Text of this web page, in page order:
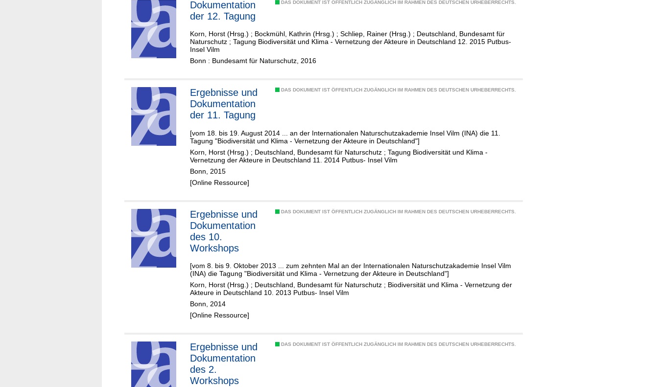
DAS DOKUMENT IST ÖFFENTLICH ZUGÄNGLICH IM RAHMEN DES DEUTSCHEN URHEBERRECHTS.
Dokumentation
der 12. Tagung
Korn, Horst (Hrsg.) ; Bockmühl, Kathrin (Hrsg.) ; Schliep, Rainer (Hrsg.) ; Deutschland, Bundesamt für
Naturschutz ; Tagung Biodiversität und Klima - Vernetzung der Akteure in Deutschland 12. 2015 Putbus-
Insel Vilm
Bonn : Bundesamt für Naturschutz, 2016
DAS DOKUMENT IST ÖFFENTLICH ZUGÄNGLICH IM RAHMEN DES DEUTSCHEN URHEBERRECHTS.
Ergebnisse und
Dokumentation
der 11. Tagung
[vom 18. bis 19. August 2014 ... an der Internationalen Naturschutzakademie Insel Vilm (INA) die 11.
Tagung "Biodiversität und Klima - Vernetzung der Akteure in Deutschland"]
Korn, Horst (Hrsg.) ; Deutschland, Bundesamt für Naturschutz ; Tagung Biodiversität und Klima -
Vernetzung der Akteure in Deutschland 11. 2014 Putbus- Insel Vilm
Bonn, 2015
[Online Ressource]
DAS DOKUMENT IST ÖFFENTLICH ZUGÄNGLICH IM RAHMEN DES DEUTSCHEN URHEBERRECHTS.
Ergebnisse und
Dokumentation
des 10.
Workshops
[vom 8. bis 9. Oktober 2013 ... zum zehnten Mal an der Internationalen Naturschutzakademie Insel Vilm
(INA) die Tagung "Biodiversität und Klima - Vernetzung der Akteure in Deutschland"]
Korn, Horst (Hrsg.) ; Deutschland, Bundesamt für Naturschutz ; Biodiversität und Klima - Vernetzung der
Akteure in Deutschland 10. 2013 Putbus- Insel Vilm
Bonn, 2014
[Online Ressource]
DAS DOKUMENT IST ÖFFENTLICH ZUGÄNGLICH IM RAHMEN DES DEUTSCHEN URHEBERRECHTS.
Ergebnisse und
Dokumentation
des 2.
Workshops